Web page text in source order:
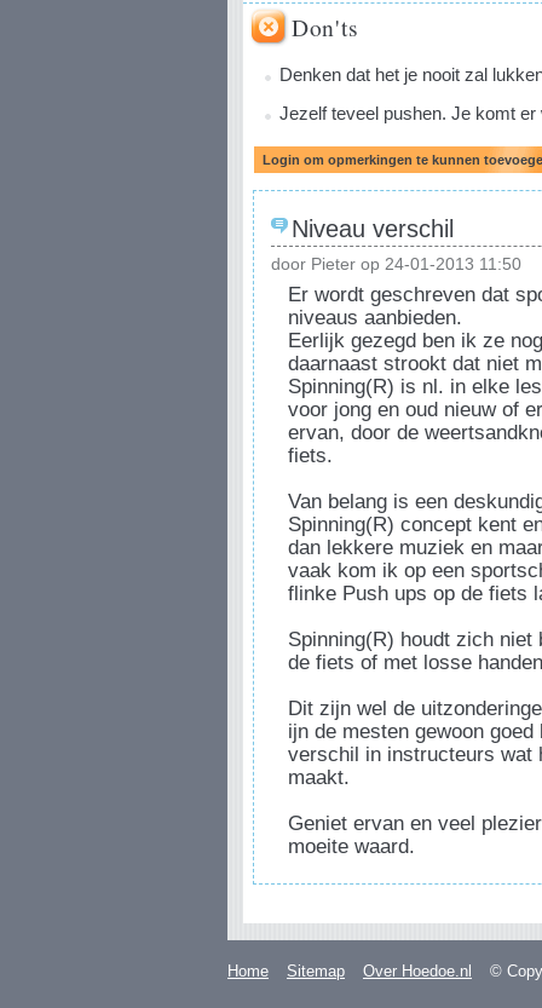
Don'ts
Denken dat het je nooit zal
Jezelf teveel pushen. Je komt er
Niveau verschil
door Pieter op 24-01-2013 11:50
Er wordt geschreven dat
niveaus aanbieden.
Eerlijk gezegd ben ik ze
daarnaast strookt dat niet
Spinning(R) is nl. in elke
voor jong en oud nieuw of
ervan, door de
fiets.
Van belang is een
Spinning(R) concept kent
dan lekkere muziek en
vaak kom ik op een
flinke Push ups op de fiets
Spinning(R) houdt zich niet
de fiets of met losse
Dit zijn wel de
ijn de mesten gewoon
verschil in instructeurs wat
maakt.
Geniet ervan en veel
moeite waard.
Home Sitemap Over Hoedoe.nl ©